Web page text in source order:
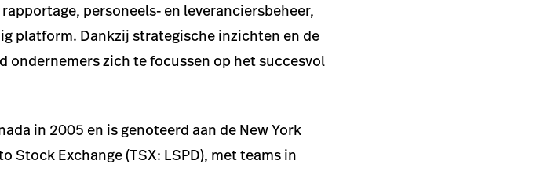
personeels- en leveranciersbeheer,
platform. Dankzij strategische inzichten en de
ondernemers zich te focussen op het succesvol
in 2005 en is genoteerd aan de New York
Stock Exchange (TSX: LSPD), met teams in